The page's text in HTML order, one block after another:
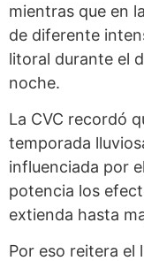
mientras que en
de diferente
litoral durante el
noche.
La CVC recordó
temporada
influenciada por
potencia los
extienda hasta
Por eso reitera el